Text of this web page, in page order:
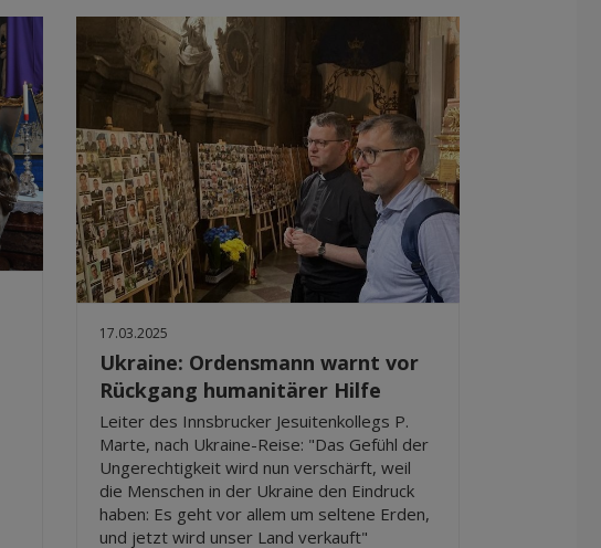
17.03.2025
Ukraine: Ordensmann warnt vor
Rückgang humanitärer Hilfe
Leiter des Innsbrucker Jesuitenkollegs P.
Marte, nach Ukraine-Reise: "Das Gefühl der
Ungerechtigkeit wird nun verschärft, weil
die Menschen in der Ukraine den Eindruck
haben: Es geht vor allem um seltene Erden,
und jetzt wird unser Land verkauft"